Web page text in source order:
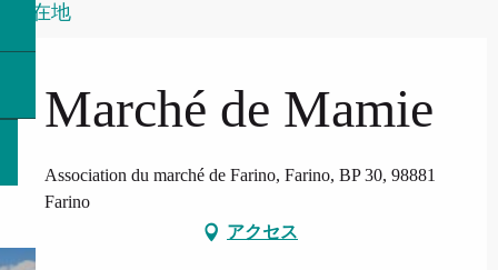
所在地
Marché de Mamie
Association du marché de Farino, Farino, BP 30, 98881
Farino
アクセス